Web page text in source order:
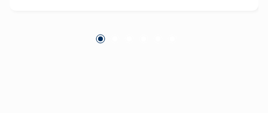
dormitórios, que podem ser adaptados para